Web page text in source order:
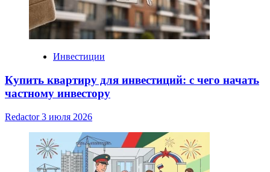
Инвестиции
Купить квартиру для инвестиций: с чего начать
частному инвестору
Redactor3 июля 2026